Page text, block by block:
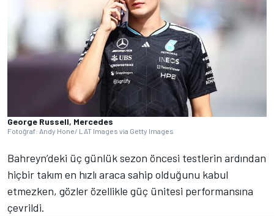
George Russell, Mercedes
Fotoğraf: Andy Hone/ LAT Images via Getty Images
Bahreyn’deki üç günlük sezon öncesi testlerin ardından
hiçbir takım en hızlı araca sahip olduğunu kabul
etmezken, gözler özellikle güç ünitesi performansına
çevrildi.